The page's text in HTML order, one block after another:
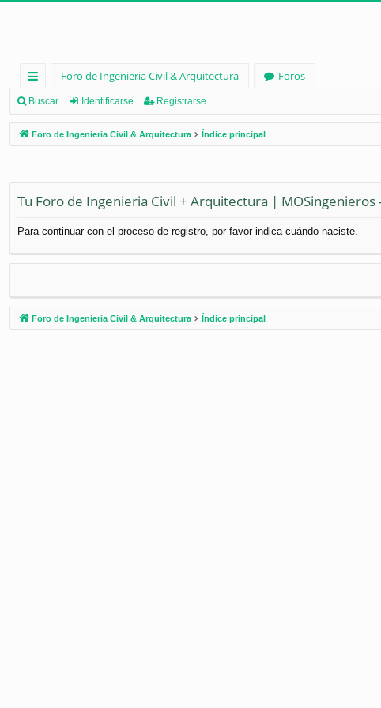
nl
ac
es
pi
Foro de Ingenieria Civil & Arquitectura
Foros
Buscar Identificarse Registrarse
Foro de Ingenieria Civil & Arquitectura Índice principal
Tu Foro de Ingenieria Civil + Arquitectura | MOSingenieros
Para continuar con el proceso de registro, por favor indica cuándo naciste.
Foro de Ingenieria Civil & Arquitectura Índice principal